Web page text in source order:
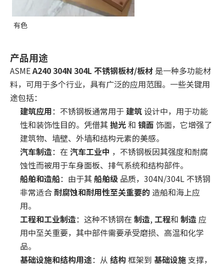
有色
产品用途
ASMEA240 304N 304L 不锈钢板材/板材 是一种多功能材
料，可用于多个行业，具有广泛的应用范围。一些关键用
途包括：
建筑应用：不锈钢板通常用于 建筑设计中，用于功能
性和装饰性目的。凭借其抛光和 镜面 饰面，它增强了
建筑物、墙壁、外墙和结构元素的美感。
汽车制造：在 汽车工业中 ，不锈钢板因其强度和耐腐
蚀性而被用于车身面板、排气系统和结构部件。
船舶和造船：由于其船舶级 品质，304N/304L 不锈钢
非常适合耐腐蚀和耐用性至关重要的 造船和海上应
用。
工程和工业制造：这种不锈钢在 制造,工程和 制造 应
用中至关重要，其中部件需要承受磨损、高温和化学
品。
基础设施和结构用途：从 结构框架到 基础设施支撑，